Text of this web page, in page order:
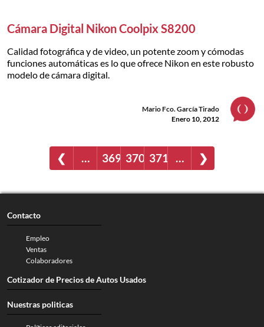
Cámara Digital Nikon Coolpix S8200
Calidad fotográfica y de video, un potente zoom y cómodas
funciones automáticas es lo que ofrece Nikon en este robusto
modelo de cámara digital.
Mario Fco. García Tirado
Enero 10, 2012
❮ … 369 370 371 … ❯
Contacto
Empleo
Ventas
Colaboradores
Cotizador de Precios de Autos Usados
Nuestras politicas